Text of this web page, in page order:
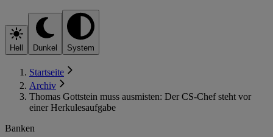
Hell Dunkel System
Startseite
Archiv
Thomas Gottstein muss ausmisten: Der CS-Chef steht vor
einer Herkulesaufgabe
Banken